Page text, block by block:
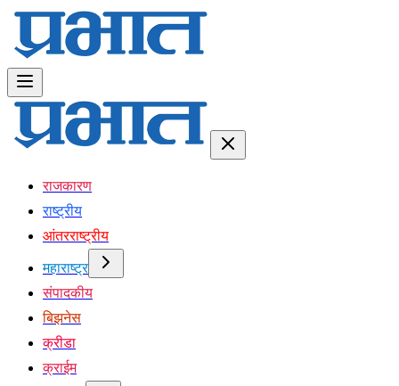
राजकारण
राष्ट्रीय
आंतरराष्ट्रीय
महाराष्ट्र
संपादकीय
बिझनेस
क्रीडा
क्राईम